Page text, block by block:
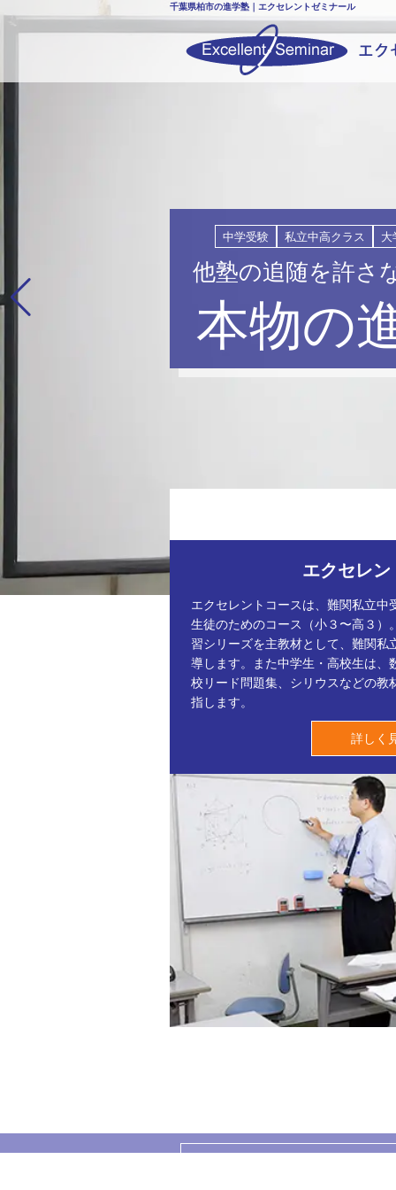
千葉県柏市の進学塾｜エクセレントゼミナール
中学受験 私立中高クラス 大
他塾の追随を許さ
本物の
エクセレン
エクセレントコースは、難関私立中
生徒のためのコース（小３〜高３）
習シリーズを主教材として、難関私
導します。また中学生・高校生は、
校リード問題集、シリウスなどの教
指します。
詳しく